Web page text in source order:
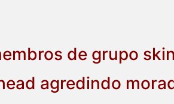
de grupo
agredindo